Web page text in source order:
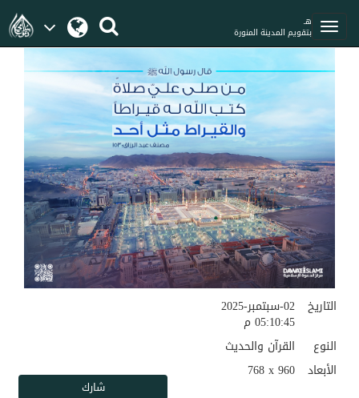
هـ
بتقويم المدينة المنورة
02-سبتمبر-2025
05:10:45 م
التاريخ
القرآن والحديث
النوع
768 x 960 الأبعاد